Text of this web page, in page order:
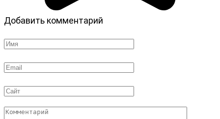
Добавить комментарий
Имя
Email
Сайт
Комментарий